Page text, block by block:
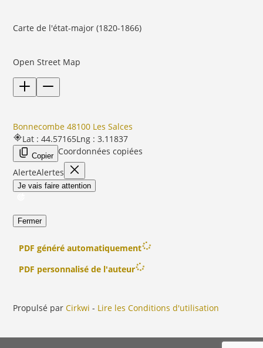
Carte de l'état-major (1820-1866)
Open Street Map
Bonnecombe 48100 Les Salces
Lat : 44.57165Lng : 3.11837
Copier Coordonnées copiées
AlerteAlertes
Je vais faire attention
Fermer
PDF généré automatiquement
PDF personnalisé de l'auteur
Propulsé parCirkwi - Lire les Conditions d'utilisation